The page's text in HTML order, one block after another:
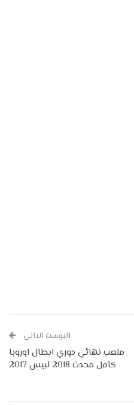
البوست التالي
ملعب نهائي دوري ابطال اوروبا
كامل محدث 2018 لبيس 2017